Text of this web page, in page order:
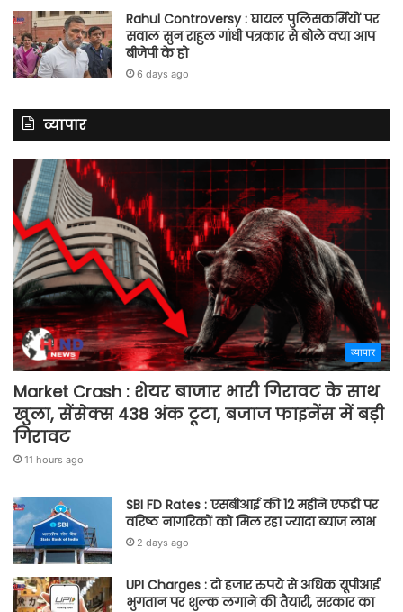
Rahul Controversy : घायल पुलिसकर्मियों पर
सवाल सुन राहुल गांधी पत्रकार से बोले क्या आप
बीजेपी के हो
6 days ago
व्यापार
व्यापार
Market Crash : शेयर बाजार भारी गिरावट के साथ
खुला, सेंसेक्स 438 अंक टूटा, बजाज फाइनेंस में बड़ी
गिरावट
11 hours ago
SBI FD Rates : एसबीआई की 12 महीने एफडी पर
वरिष्ठ नागरिकों को मिल रहा ज्यादा ब्याज लाभ
2 days ago
UPI Charges : दो हजार रुपये से अधिक यूपीआई
भुगतान पर शुल्क लगाने की तैयारी, सरकार का